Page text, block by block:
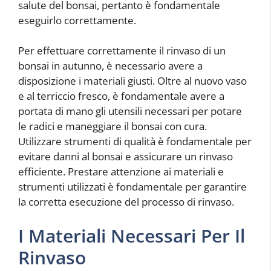
salute del bonsai, pertanto è fondamentale
eseguirlo correttamente.
Per effettuare correttamente il rinvaso di un
bonsai in autunno, è necessario avere a
disposizione i materiali giusti. Oltre al nuovo vaso
e al terriccio fresco, è fondamentale avere a
portata di mano gli utensili necessari per potare
le radici e maneggiare il bonsai con cura.
Utilizzare strumenti di qualità è fondamentale per
evitare danni al bonsai e assicurare un rinvaso
efficiente. Prestare attenzione ai materiali e
strumenti utilizzati è fondamentale per garantire
la corretta esecuzione del processo di rinvaso.
I Materiali Necessari Per Il
Rinvaso